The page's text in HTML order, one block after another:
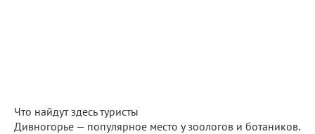
Что найдут здесь туристы
Дивногорье — популярное место у зоологов и ботаников.